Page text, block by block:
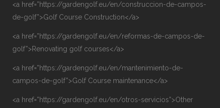
<a href=”https://gardengolf.eu/en/construccion-de-campos-
de-golf”>Golf Course Construction</a>
<a href=”https://gardengolf.eu/en/reformas-de-campos-de-
golf”>Renovating golf courses</a>
<a href=”https://gardengolf.eu/en/mantenimiento-de-
campos-de-golf”>Golf Course maintenance</a>
<a href=”https://gardengolf.eu/en/otros-servicios”>Other